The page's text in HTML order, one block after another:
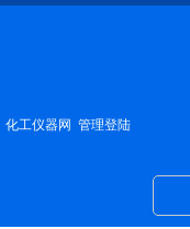
化工仪器网 管理登陆